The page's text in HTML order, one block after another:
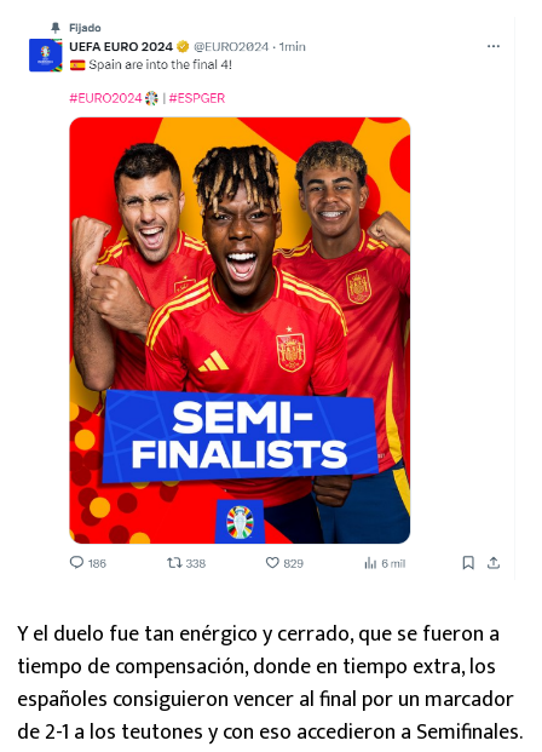
Y el duelo fue tan enérgico y cerrado, que se fueron a
tiempo de compensación, donde en tiempo extra, los
españoles consiguieron vencer al final por un marcador
de 2-1 a los teutones y con eso accedieron a Semifinales.